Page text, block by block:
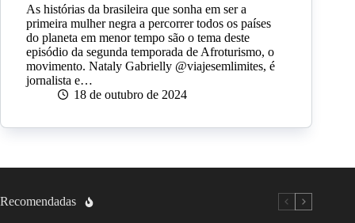
As histórias da brasileira que sonha em ser a
primeira mulher negra a percorrer todos os países
do planeta em menor tempo são o tema deste
episódio da segunda temporada de Afroturismo, o
movimento. Nataly Gabrielly @viajesemlimites, é
jornalista e…
18 de outubro de 2024
Recomendadas